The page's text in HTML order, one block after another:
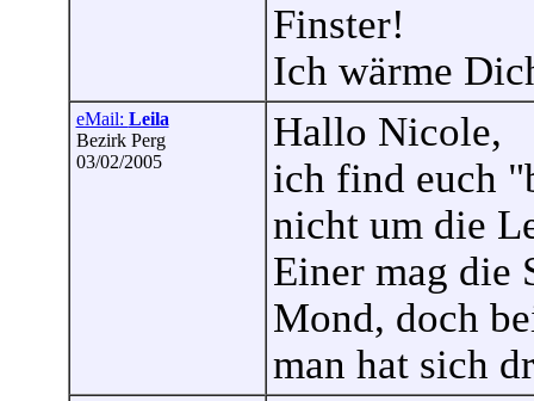
Finster!
Ich wärme
eMail: Leila
Bezirk Perg
03/02/2005
Hallo Nicole,
ich find euch
nicht um die
Einer mag die
Mond, doch
man hat sich